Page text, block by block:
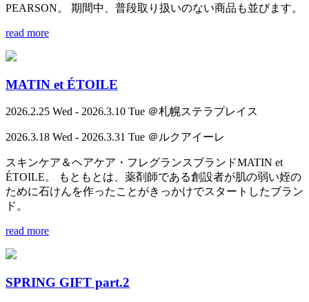
PEARSON。 期間中、普段取り扱いのない商品も並びます。
read more
MATIN et ÉTOILE
2026.2.25 Wed - 2026.3.10 Tue ＠札幌ステラプレイス
2026.3.18 Wed - 2026.3.31 Tue ＠ルクアイーレ
スキンケア＆ヘアケア・フレグランスブランドMATIN et
ÉTOILE。 もともとは、薬剤師である創設者が肌の弱い姪の
ために石けんを作ったことがきっかけでスタートしたブラン
ド。
read more
SPRING GIFT part.2